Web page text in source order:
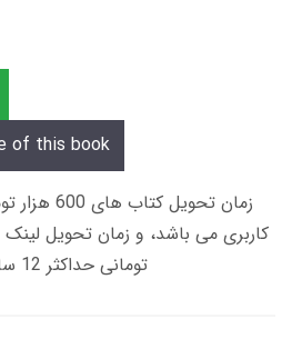
of this book
زمان
تومانی حداکثر 12 ساعت از طریق پیامک/ایمیل